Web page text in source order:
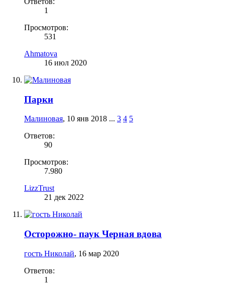
1
Просмотров:
531
Ahmatova
16 июл 2020
Парки
Малиновая, 10 янв 2018 ... 3 4 5
Ответов:
90
Просмотров:
7.980
LizzTrust
21 дек 2022
Осторожно- паук Черная вдова
гость Николай, 16 мар 2020
Ответов:
1